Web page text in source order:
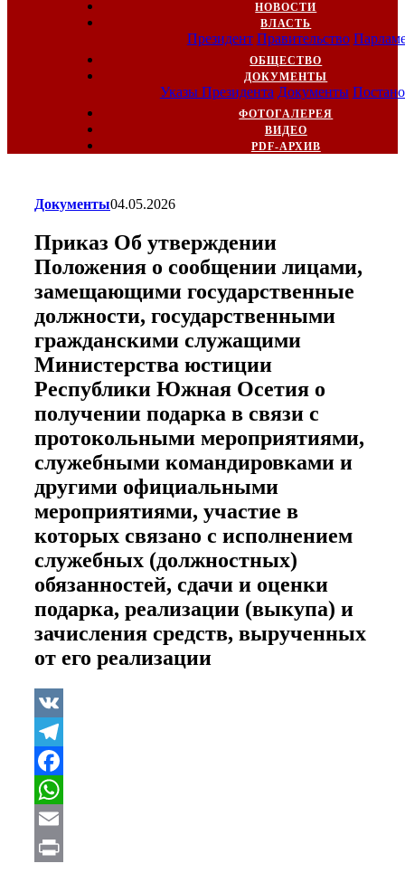
НОВОСТИ
ВЛАСТЬ
Президент Правительство
ОБЩЕСТВО
ДОКУМЕНТЫ
Указы Президента Документы
ФОТОГАЛЕРЕЯ
ВИДЕО
PDF-АРХИВ
Документы04.05.2026
Приказ Об утверждении
Положения о сообщении лицами,
замещающими государственные
должности, государственными
гражданскими служащими
Министерства юстиции
Республики Южная Осетия о
получении подарка в связи с
протокольными мероприятиями,
служебными командировками и
другими официальными
мероприятиями, участие в
которых связано с исполнением
служебных (должностных)
обязанностей, сдачи и оценки
подарка, реализации (выкупа) и
зачисления средств, вырученных
от его реализации
VK
Telegram
Facebook
WhatsApp
Email